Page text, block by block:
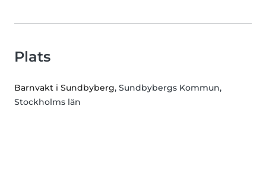
Plats
Barnvakt i Sundbyberg, Sundbybergs Kommun,
Stockholms län